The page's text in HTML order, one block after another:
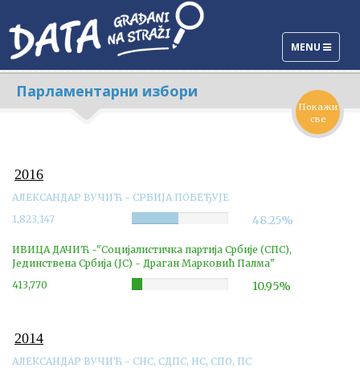
TOGGLE
NAVIGATION
MENU
Парламентарни избори
Покажи
све
2016
АЛЕКСАНДАР ВУЧИЋ - СРБИЈА ПОБЕЂУЈЕ
1,823,147
48.25%
ИВИЦА ДАЧИЋ -"Социјалистичка партија Србије (СПС),
Јединствена Србија (ЈС) - Драган Марковић Палма"
413,770
10.95%
2014
АЛЕКСАНДАР ВУЧИЋ - СНС, СДПС, НС, СПО, ПС